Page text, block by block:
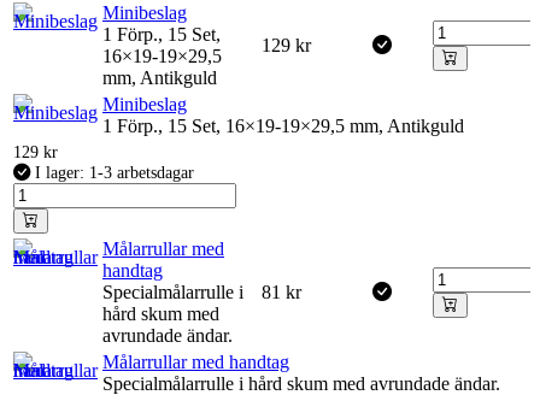
Minibeslag
1 Förp., 15 Set,
16×19-19×29,5
mm, Antikguld
129 kr
Minibeslag
1 Förp., 15 Set, 16×19-19×29,5 mm, Antikguld
129 kr
I lager: 1-3 arbetsdagar
Målarrullar med
handtag
Specialmålarrulle i
hård skum med
avrundade ändar.
81 kr
Målarrullar med handtag
Specialmålarrulle i hård skum med avrundade ändar.